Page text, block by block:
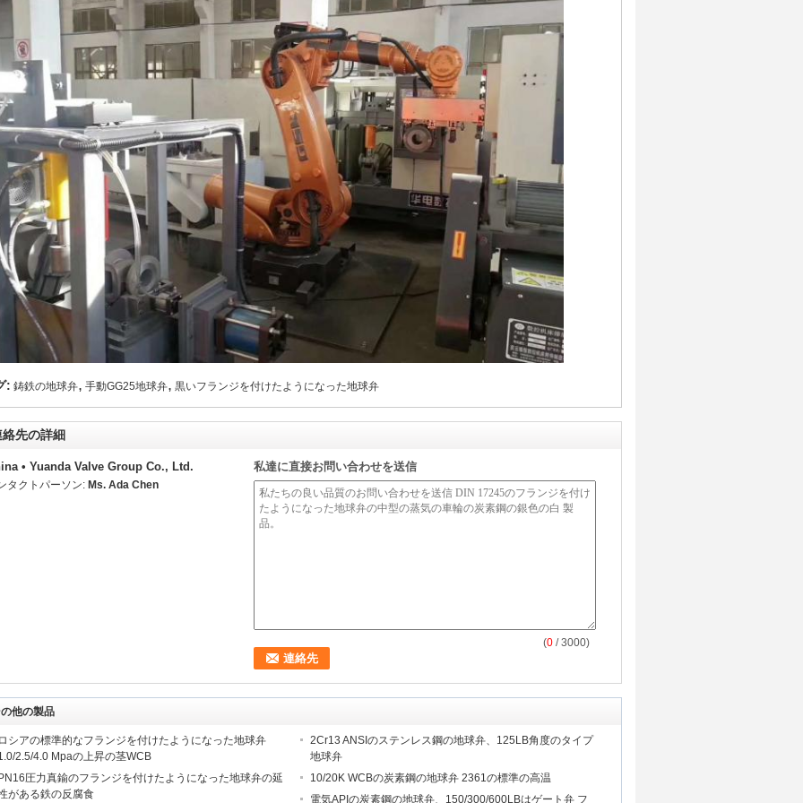
: 鋳鉄の地球弁, 手動GG25地球弁, 黒いフランジを付けたようになった地球弁
絡先の詳細
• Yuanda Valve Group Co., Ltd.
タクトパーソン: Ms. Ada Chen
私達に直接お問い合わせを送信
(0 / 3000)
他の製品
シアの標準的なフランジを付けたようになった地球弁
2.5/4.0 Mpaの上昇の茎WCB
2Cr13 ANSIのステンレス鋼の地球弁、125LB角度のタイプ
地球弁
圧力真鍮のフランジを付けたようになった地球弁の延
がある鉄の反腐食
10/20K WCBの炭素鋼の地球弁 2361の標準の高温
電気APIの炭素鋼の地球弁、150/300/600LBはゲート弁 フ